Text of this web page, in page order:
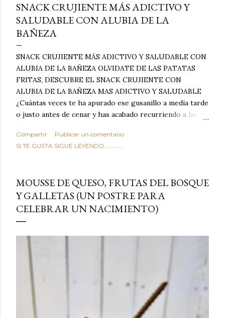
SNACK CRUJIENTE MÁS ADICTIVO Y
SALUDABLE CON ALUBIA DE LA
BAÑEZA
SNACK CRUJIENTE MÁS ADICTIVO Y SALUDABLE CON
ALUBIA DE LA BAÑEZA OLVIDATE DE LAS PATATAS
FRITAS, DESCUBRE EL SNACK CRUJIENTE CON
ALUBIA DE LA BAÑEZA MAS ADICTIVO Y SALUDABLE
¿Cuántas veces te ha apurado ese gusanillo a media tarde
o justo antes de cenar y has acabado recurriendo a las
típicas patatas de bolsa, frutos secos fritos o snacks
ultraprocesados llenos de grasas saturadas y sodio?
Todos hemos estado ahí. Sin embargo, cuidarse no tiene
satisface. Estas alubias crujientes al horno van a cambiar
por completo tu forma de ver las legumbres. Olvídate de
asociar las alubias únicamente a los guisos tradicionales y
humilde como la alubia de La Bañeza en un snack ligero,
dorado, cargado de proteína y 100% natural. Es el
sustituto perfecto a los frutos se...
Compartir
Publicar un comentario
SI TE GUSTA SIGUE LEYENDO............
MOUSSE DE QUESO, FRUTAS DEL BOSQUE
Y GALLETAS (UN POSTRE PARA
CELEBRAR UN NACIMIENTO)